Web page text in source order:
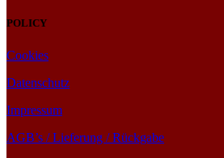
POLICY
Cookies
Datenschutz
Impressum
AGB’s / Lieferung / Rückgabe